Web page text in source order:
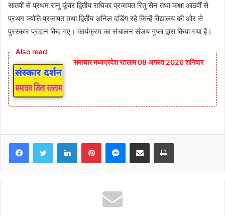
सातवीं से प्रथम रानु कूंवर द्वितीय राधिका प्रजापत रितु सेन तथा कक्षा आठवीं से
प्रथम ज्योति प्रजापत तथा द्वितीय अनिल दडिंग रहे जिन्हें विद्यालय की ओर से
पुरस्कार प्रदान किए गए। कार्यक्रम का संचालन संजय गुप्ता द्वारा किया गया है।
समाचार मध्यप्रदेश रतलाम 08 अगस्त 2026 शनिवार
FacebookTwitter LinkedInPinterestMessenger
Share via Email Print